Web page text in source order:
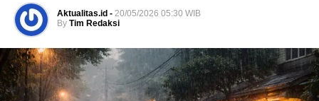
Aktualitas.id - 20/05/2026 05:30 WIB
By Tim Redaksi